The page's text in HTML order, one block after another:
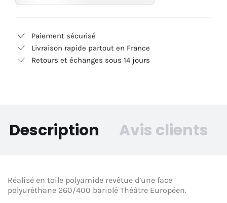
Paiement sécurisé
Livraison rapide partout en France
Retours et échanges sous 14 jours
Description Avis clients
Réalisé en toile polyamide revêtue d’une face
polyuréthane 260/400 bariolé Théâtre Européen.